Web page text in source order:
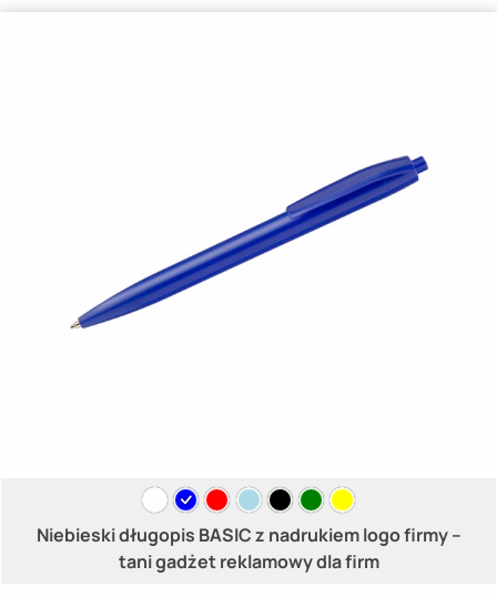
Niebieski długopis BASIC z nadrukiem logo firmy –
tani gadżet reklamowy dla firm